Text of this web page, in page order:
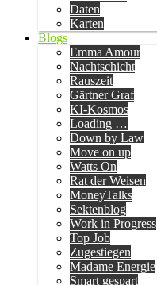
Daten
Karten
Blogs
Emma Amour
Nachtschicht
Rauszeit
Gärtner Graf
KI-Kosmos
Loading …
Down by Law
Move on up
Watts On
Rat der Weisen
MoneyTalks
Sektenblog
Work in Progress
Top Job
Zugestiegen
Madame Energie
Smart gespart